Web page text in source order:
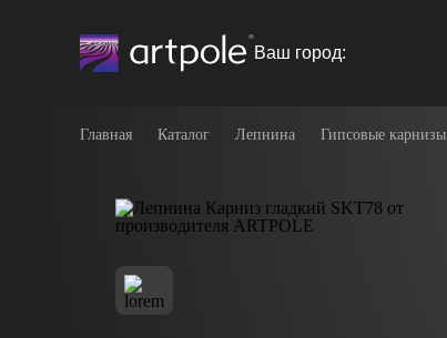
Ваш город:
Главная Каталог Лепнина Гипсовые карнизы